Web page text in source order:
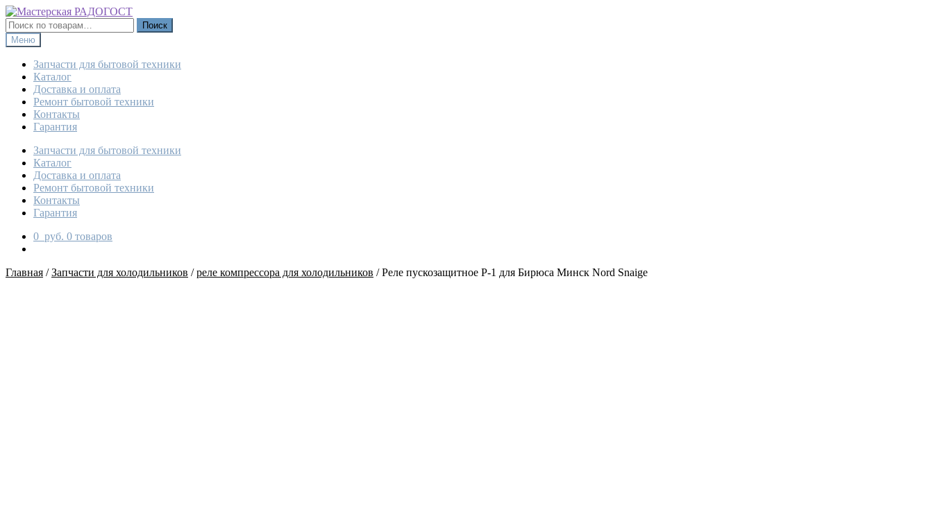
Перейти
к
навигации
Перейти
к
содержимому
Искать:
Поиск
Меню
Запчасти для бытовой техники
Каталог
Доставка и оплата
Ремонт бытовой техники
Контакты
Гарантия
Запчасти для бытовой техники
Каталог
Доставка и оплата
Ремонт бытовой техники
Контакты
Гарантия
0 руб. 0 товаров
Главная /Запчасти для холодильников /реле компрессора для холодильников /Реле пускозащитное Р-1 для Бирюса Минск Nord Snaige